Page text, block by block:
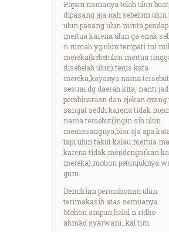
Papan namanya telah ulun
dipasang aja.nah sebelum ulun
ulun pasang ulun minta
mertua karena ulun ga enak
n rumah yg ulun tempati ini
mereka(kebetulan mertua
disebelah ulun).terus kata
mereka,kayanya nama
sesuai dg daerah kita, nanti
pembicaraan dan ejekan
sangat sedih karena tidak
nama tersebut(ingin sih ulun
memasangnya,biar aja apa
tapi ulun takut kalau mertua
karena tidak mendengarkan
mereka).mohon petunjuknya
guru.
Demikian permohonan ulun
terimakasih atas semuanya.
Mohon ampun,halal n ridho
ahmad syarwani_kal tim